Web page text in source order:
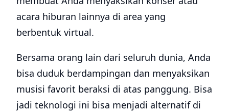
acara hiburan lainnya di area yang
berbentuk virtual.
Bersama orang lain dari seluruh dunia, Anda
bisa duduk berdampingan dan menyaksikan
musisi favorit beraksi di atas panggung. Bisa
jadi teknologi ini bisa menjadi alternatif di